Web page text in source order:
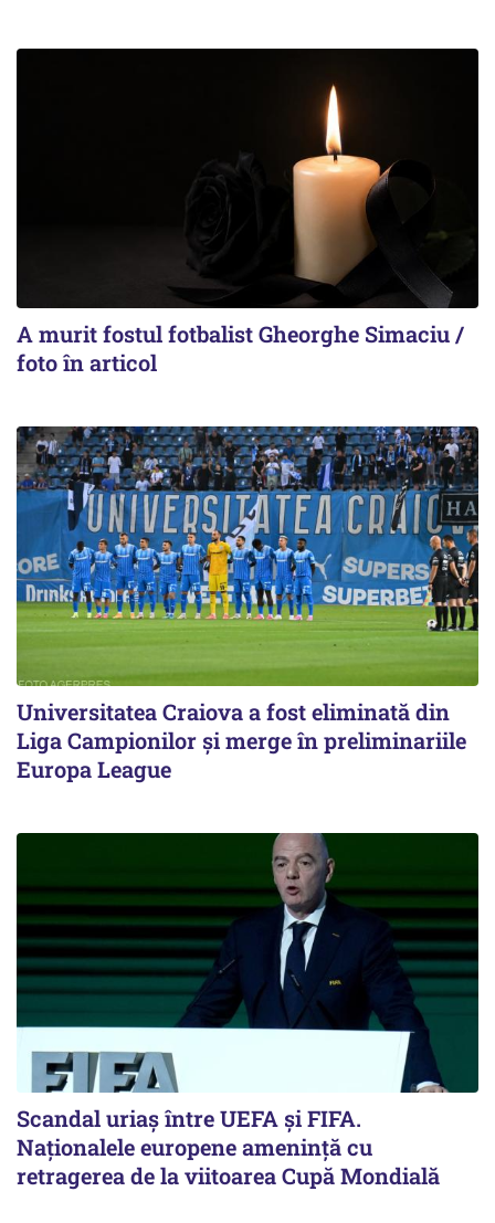
A murit fostul fotbalist Gheorghe Simaciu /
foto în articol
Universitatea Craiova a fost eliminată din
Liga Campionilor şi merge în preliminariile
Europa League
Scandal uriaş între UEFA şi FIFA.
Naţionalele europene ameninţă cu
retragerea de la viitoarea Cupă Mondială